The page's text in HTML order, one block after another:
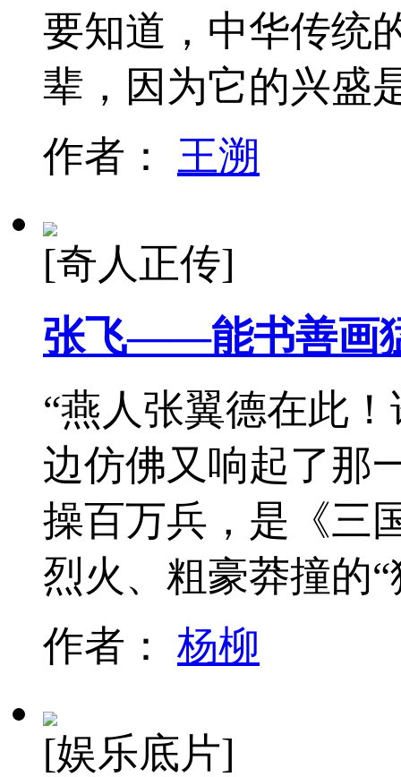
要知道，中华传统
辈，因为它的兴
作者： 王溯
[奇人正传]
张飞——能书善画
“燕人张翼德在此
边仿佛又响起了那
操百万兵，是《三
烈火、粗豪莽撞
作者： 杨柳
[娱乐底片]